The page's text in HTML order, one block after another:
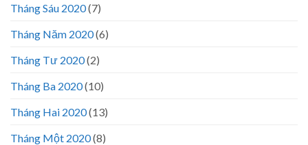
Tháng Sáu 2020(7)
Tháng Năm 2020(6)
Tháng Tư 2020(2)
Tháng Ba 2020(10)
Tháng Hai 2020(13)
Tháng Một 2020(8)